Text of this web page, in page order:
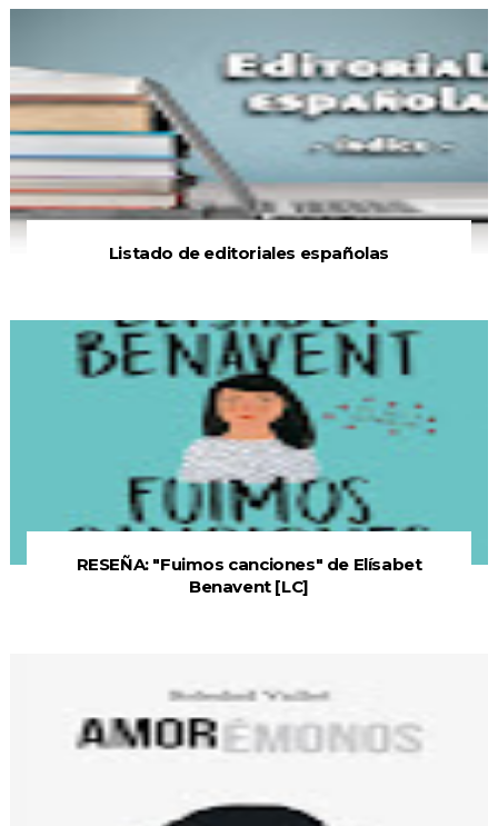
Listado de editoriales españolas
RESEÑA: "Fuimos canciones" de Elísabet
Benavent [LC]